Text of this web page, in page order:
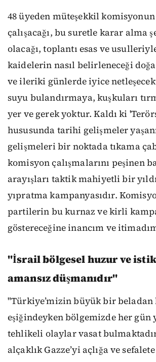
48 üyeden müteşekkil komisyonun
çalışacağı, bu suretle karar alma
olacağı, toplantı esas ve
kaidelerin nasıl belirleneceği
ve ileriki günlerde iyice
suyu bulandırmaya, kuşkuları
yer ve gerek yoktur. Kaldı ki
hususunda tarihi gelişmeler
gelişmeleri bir noktada tıkama
komisyon çalışmalarını peşinen
arayışları taktik mahiyetli bir
yıpratma kampanyasıdır.
partilerin bu kurnaz ve kirli
göstereceğine inancım ve
"İsrail bölgesel huzur ve
amansız düşmanıdır"
"Türkiye’mizin büyük bir
eşiğindeyken bölgemizde her gün
tehlikeli olaylar vasat
alçaklık Gazze’yi açlığa ve